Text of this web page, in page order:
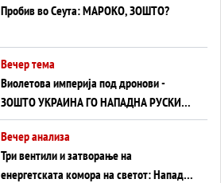
Пробив во Сеута: МАРОКО, ЗОШТО?
Вечер тема
Виолетова империја под дронови -
ЗОШТО УКРАИНА ГО НАПАДНА РУСКИОТ
WILDBERRIES
Вечер анализа
Три вентили и затворање на
енергетската комора на светот: Нападот